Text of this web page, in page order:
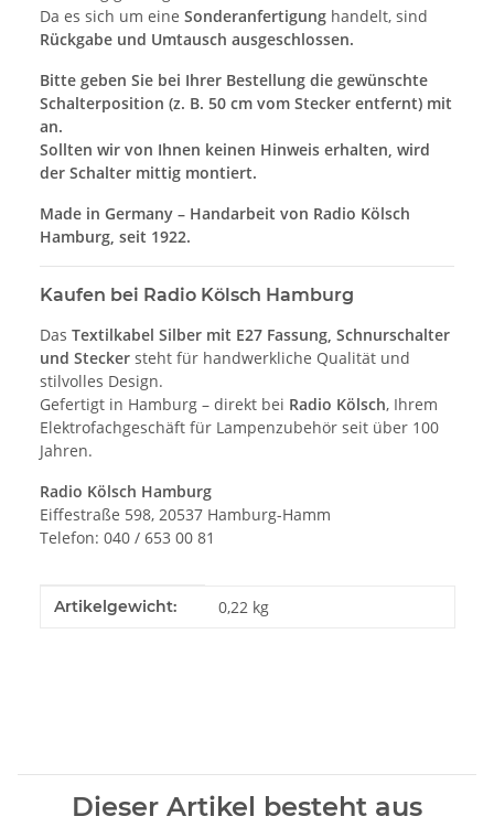
Da es sich um eine Sonderanfertigung handelt, sind
Rückgabe und Umtausch ausgeschlossen.
Bitte geben Sie bei Ihrer Bestellung die gewünschte
Schalterposition (z. B. 50 cm vom Stecker entfernt) mit
an.
Sollten wir von Ihnen keinen Hinweis erhalten, wird
der Schalter mittig montiert.
Made in Germany – Handarbeit von Radio Kölsch
Hamburg, seit 1922.
Kaufen bei Radio Kölsch Hamburg
Das Textilkabel Silber mit E27 Fassung, Schnurschalter
und Stecker steht für handwerkliche Qualität und
stilvolles Design.
Gefertigt in Hamburg – direkt bei Radio Kölsch, Ihrem
Elektrofachgeschäft für Lampenzubehör seit über 100
Jahren.
Radio Kölsch Hamburg
Eiffestraße 598, 20537 Hamburg-Hamm
Telefon: 040 / 653 00 81
Produkteigenschaft
Wert
Artikelgewicht: 0,22 kg
Dieser Artikel besteht aus